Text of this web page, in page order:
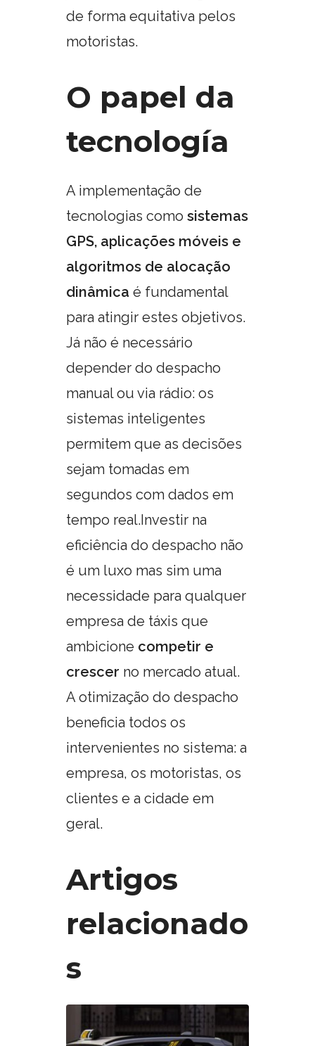
de forma equitativa pelos
motoristas.
O papel da
tecnología
A implementação de
tecnologias como sistemas
GPS, aplicações móveis e
algoritmos de alocação
dinâmica é fundamental
para atingir estes objetivos.
Já não é necessário
depender do despacho
manual ou via rádio: os
sistemas inteligentes
permitem que as decisões
sejam tomadas em
segundos com dados em
tempo real.Investir na
eficiência do despacho não
é um luxo mas sim uma
necessidade para qualquer
empresa de táxis que
ambicione competir e
crescer no mercado atual.
A otimização do despacho
beneficia todos os
intervenientes no sistema: a
empresa, os motoristas, os
clientes e a cidade em
geral.
Artigos
relacionado
s